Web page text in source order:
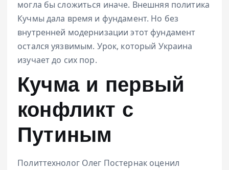
могла бы сложиться иначе. Внешняя политика
Кучмы дала время и фундамент. Но без
внутренней модернизации этот фундамент
остался уязвимым. Урок, который Украина
изучает до сих пор.
Кучма и первый
конфликт с
Путиным
Политтехнолог Олег Постернак оценил